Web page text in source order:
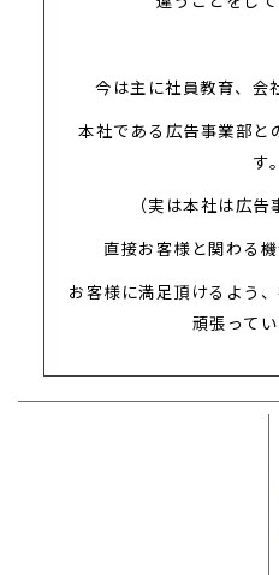
今は主に社員教育、会
本社である広告事業部と
す。
（実は本社は広告
直接お客様と関わる
お客様に満足頂けるよう
頑張ってい